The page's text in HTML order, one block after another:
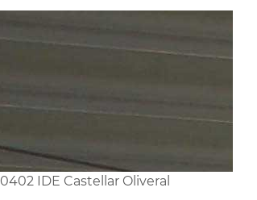
0402 IDE Castellar Oliveral